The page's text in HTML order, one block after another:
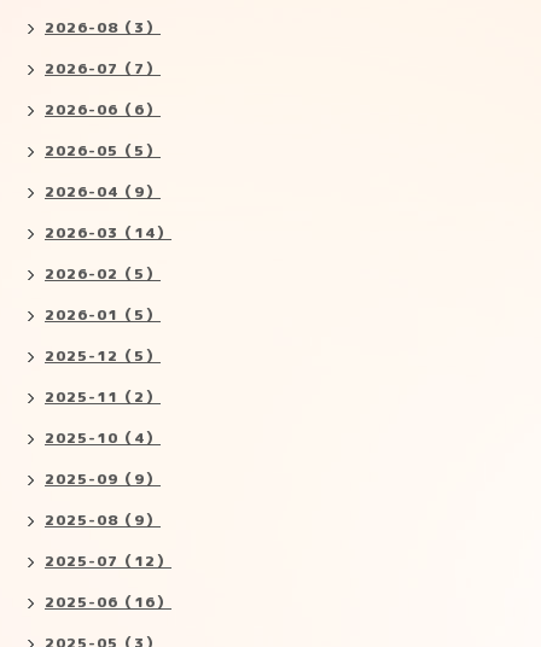
2026-08（3）
2026-07（7）
2026-06（6）
2026-05（5）
2026-04（9）
2026-03（14）
2026-02（5）
2026-01（5）
2025-12（5）
2025-11（2）
2025-10（4）
2025-09（9）
2025-08（9）
2025-07（12）
2025-06（16）
2025-05（3）